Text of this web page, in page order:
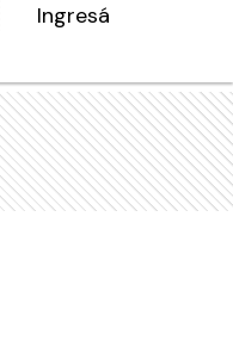
Ingresá